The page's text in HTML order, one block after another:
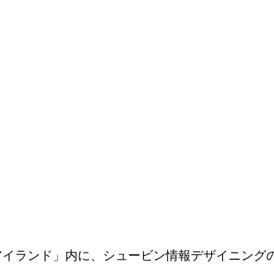
ランド」内に、シュービン情報デザイニング